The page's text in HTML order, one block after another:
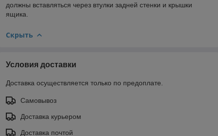
должны вставляться через втулки задней стенки и крышки
ящика.
Скрыть
Условия доставки
Доставка осуществляется только по предоплате.
Самовывоз
Доставка курьером
Доставка почтой